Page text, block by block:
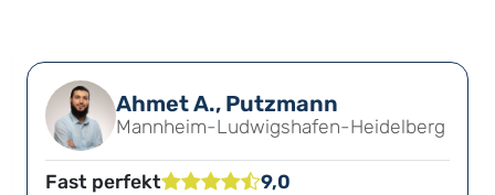
Ahmet A., Putzmann
Mannheim-Ludwigshafen-Heidelberg
Fast perfekt
9,0